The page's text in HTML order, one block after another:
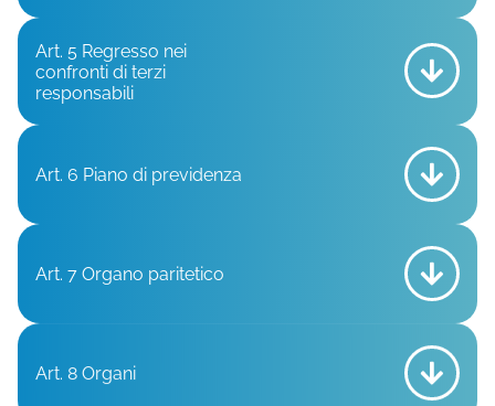
Art. 5 Regresso nei
confronti di terzi
responsabili
Art. 6 Piano di previdenza
Art. 7 Organo paritetico
Art. 8 Organi